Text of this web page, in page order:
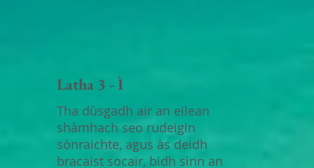
Latha 3 - Ì
Tha dùsgadh air an eilean
shàmhach seo rudeigin
sònraichte, agus às deidh
bracaist socair, bidh sinn an